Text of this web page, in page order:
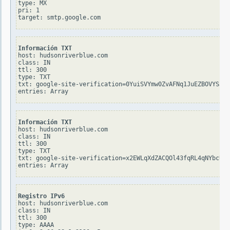
type: MX
pri: 1
Información TXT
host: hudsonriverblue.com
class: IN
ttl: 300
type: TXT
txt: google-site-verification=0YuiSVYmw0ZvAFNq1JuEZBOVYS3o-
Información TXT
host: hudsonriverblue.com
class: IN
ttl: 300
type: TXT
txt: google-site-
Registro IPv6
host: hudsonriverblue.com
class: IN
ttl: 300
type: AAAA